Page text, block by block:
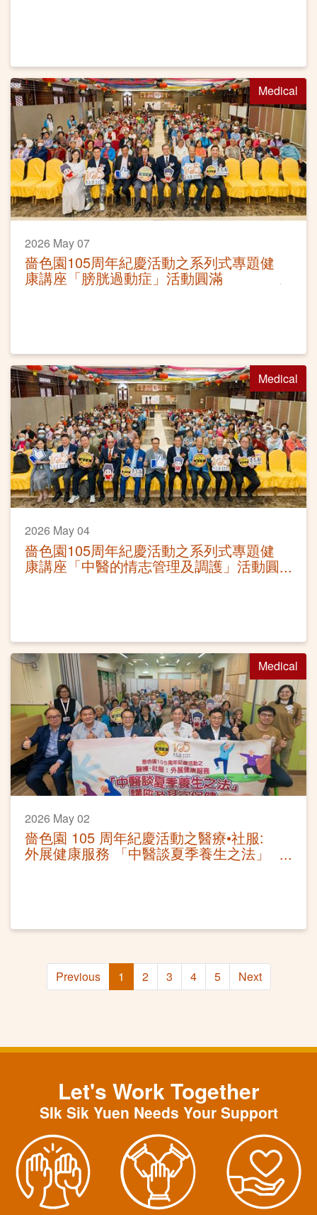
Medical
2026 May 07
嗇色園105周年紀慶活動之系列式專題健
康講座「膀胱過動症」活動圓滿
Medical
2026 May 04
嗇色園105周年紀慶活動之系列式專題健
康講座「中醫的情志管理及調護」活動圓
Medical
2026 May 02
嗇色園 105 周年紀慶活動之醫療•社服:
外展健康服務 「中醫談夏季養生之法」
Previous 1 2 3 4 5 Next
Let's Work Together
SIk Sik Yuen Needs Your Support